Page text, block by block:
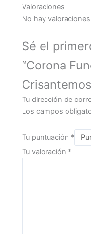
Valoraciones
No hay valoraciones
Sé el
“Corona
Tu dirección de
Los campos
Tu puntuación *
Tu valoración *